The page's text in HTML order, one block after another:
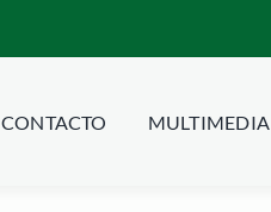
CONTACTO MULTIMEDIA